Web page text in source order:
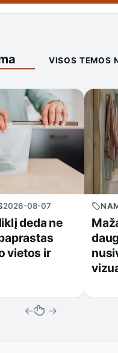
VISOS TEMOS
2026-08-07
deda ne
vietos ir
← →